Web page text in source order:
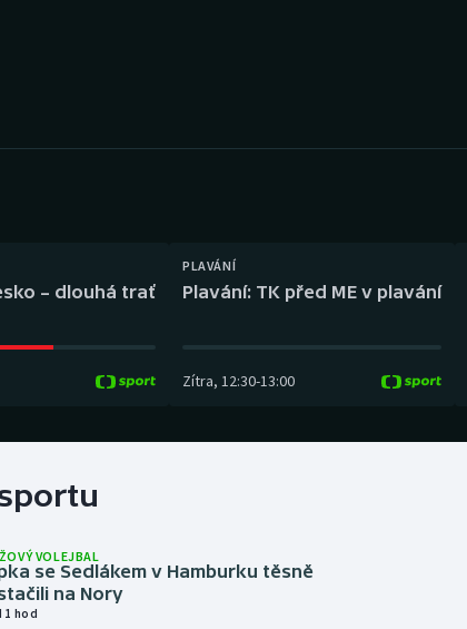
– dlouhá trať
PLAVÁNÍ
Plavání: TK před ME v plavání
Zítra, 12:30-13:00
VOLEJBAL
se Sedlákem v Hamburku těsně
na Nory
1 hod